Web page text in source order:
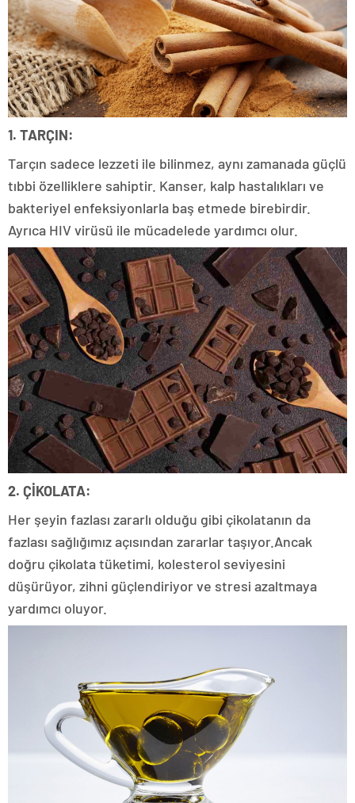
1. TARÇIN:
Tarçın sadece lezzeti ile bilinmez, aynı zamanada güçlü
tıbbi özelliklere sahiptir. Kanser, kalp hastalıkları ve
bakteriyel enfeksiyonlarla baş etmede birebirdir.
Ayrıca HIV virüsü ile mücadelede yardımcı olur.
2. ÇİKOLATA:
Her şeyin fazlası zararlı olduğu gibi çikolatanın da
fazlası sağlığımız açısından zararlar taşıyor.Ancak
doğru çikolata tüketimi, kolesterol seviyesini
düşürüyor, zihni güçlendiriyor ve stresi azaltmaya
yardımcı oluyor.